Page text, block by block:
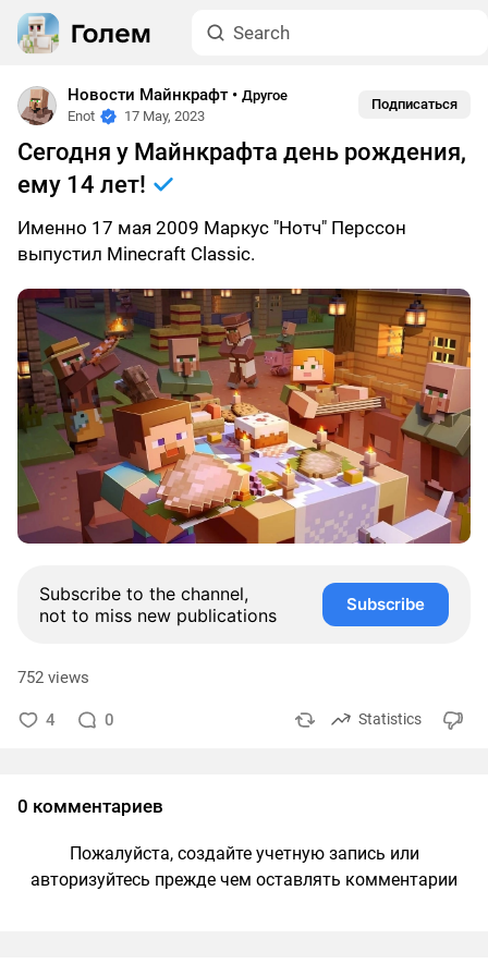
Новости Майнкрафт• Другое
Enot
17 May, 2023
Подписаться
Сегодня у Майнкрафта день рождения,
ему 14 лет!
Именно 17 мая 2009 Маркус "Нотч" Перссон
выпустил Minecraft Classic.
Subscribe to the channel,
not to miss new publications
Subscribe
752 views
4 0 Statistics
0 комментариев
Пожалуйста, создайте учетную запись или
авторизуйтесь прежде чем оставлять комментарии